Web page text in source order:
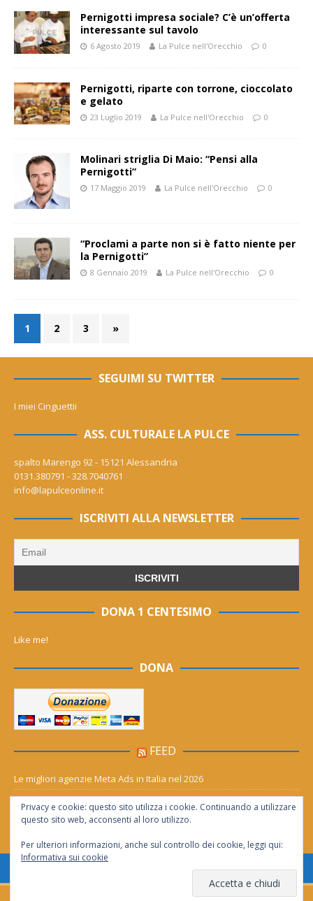
Pernigotti impresa sociale? C’è un’offerta
interessante sul tavolo
6 Agosto 2019 La Pulce nell'Orecchio 0
Pernigotti, riparte con torrone, cioccolato
e gelato
23 Luglio 2019 La Pulce nell'Orecchio 0
Molinari striglia Di Maio: “Pensi alla
Pernigotti”
17 Maggio 2019 La Pulce nell'Orecchio 0
“Proclami a parte non si è fatto niente per
la Pernigotti”
8 Gennaio 2019 La Pulce nell'Orecchio 0
1 2 3 »
SEGUIMI SU TWITTER
I miei Cinguettii
ASS. CULTURALE LA PULCE
spalto Marengo 92 - 15121 Alessandria
0131.380791 - 328.7040761
info@lapulceonline.it
ISCRIVITI ALLA NEWSLETTER
DONA 1 CENTESIMO
Like me!
DONA
FEED
Le migliori agenzie Meta Ads in Italia nel 2026
Aia Syensqo, il rinnovo divide: stop al cC6O4 dal 2027, ma i comitati
chiedono “zero Pfas subito”
Privacy e cookie: questo sito utilizza i cookie. Continuando a utilizzare
questo sito web, acconsenti al loro utilizzo.
Per ulteriori informazioni, anche sul controllo dei cookie, leggi qui:
Informativa sui cookie